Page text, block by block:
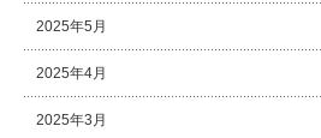
2025年5月
2025年4月
2025年3月